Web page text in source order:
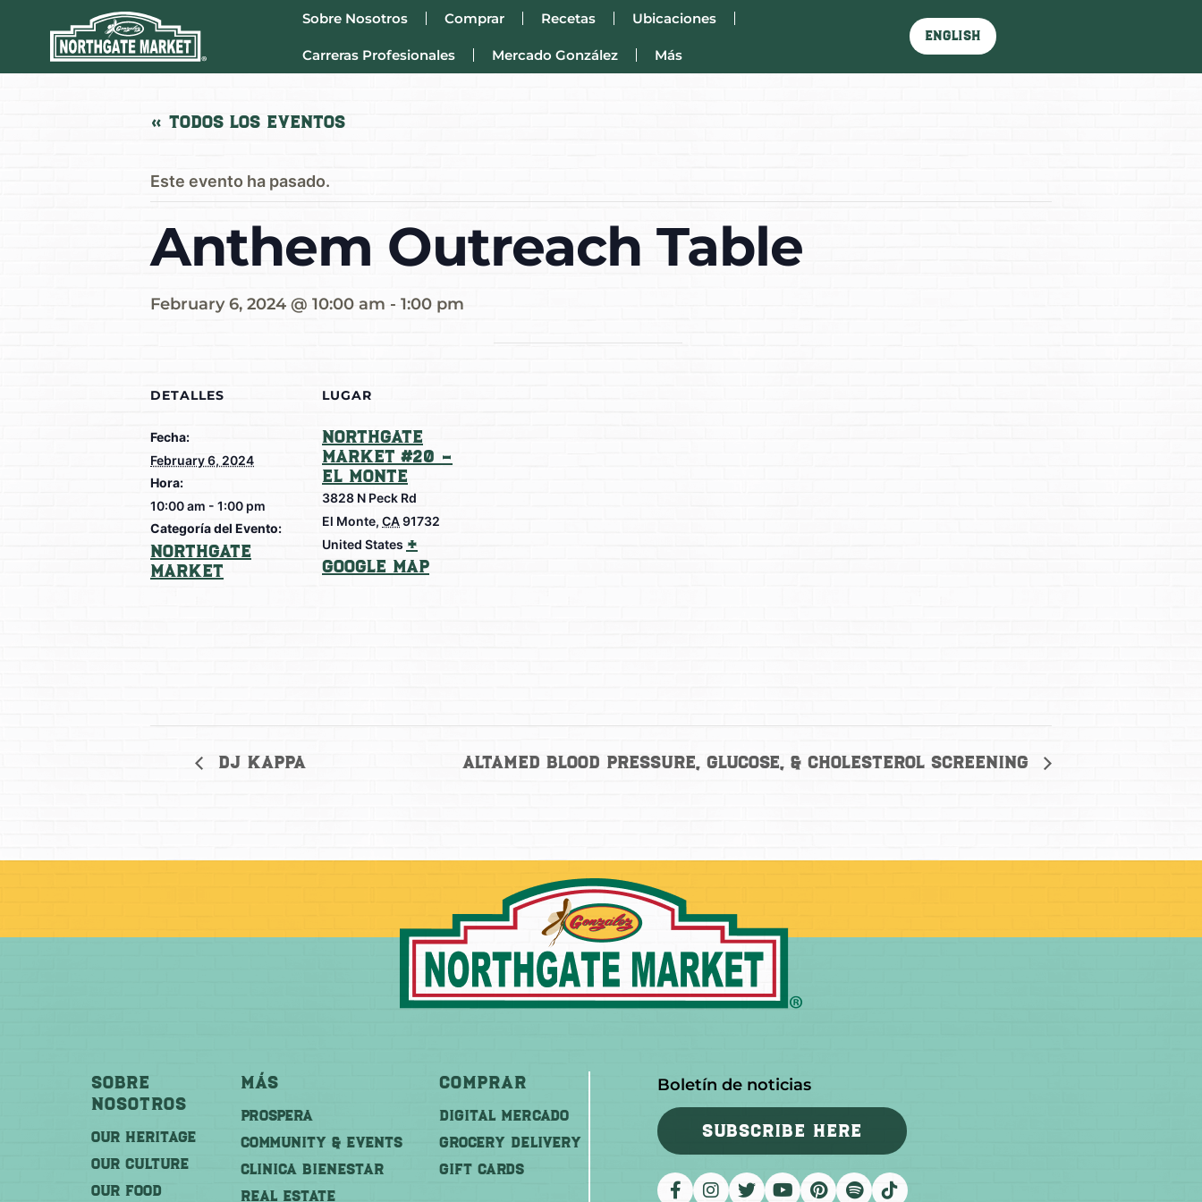
Sobre Nosotros Comprar Recetas Ubicaciones
Carreras Profesionales Mercado González Más
English
« Todos los Eventos
Este evento ha pasado.
Anthem Outreach Table
February 6, 2024 @ 10:00 am - 1:00 pm
DETALLES
Fecha:
February 6, 2024
Hora:
10:00 am - 1:00 pm
Categoría del Evento:
Northgate
Market
LUGAR
Northgate
Market #20 –
El Monte
3828 N Peck Rd
El Monte, CA91732
United States +
Google Map
DJ Kappa AltaMed Blood Pressure, Glucose, & Cholesterol Screening
Sobre
Nosotros
OUR HERITAGE
OUR CULTURE
OUR FOOD
Más
PROSPERA
COMMUNITY & EVENTS
CLINICA BIENESTAR
REAL ESTATE
Comprar
DIGITAL MERCADO
Grocery Delivery
GIFT CARDS
Boletín de noticias
SUBSCRIBE HERE